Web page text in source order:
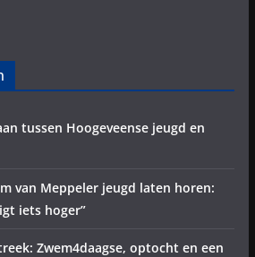
tussen Hoogeveense jeugd en
van Meppeler jeugd laten horen:
iets hoger”
Zwem4daagse, optocht en een